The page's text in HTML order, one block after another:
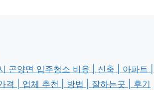
곤양면 입주청소 비용 | 신축 | 아파트 |
격 | 업체 추천 | 방법 | 잘하는곳 | 후기